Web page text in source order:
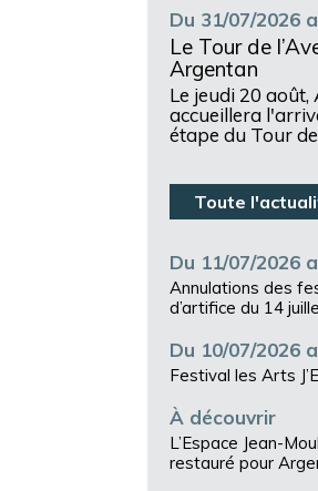
Du 31/07/2026
Le Tour de
Argentan
Le jeudi 20 août,
accueillera
étape du Tour
Toute
Du 11/07/2026
Annulations des
d’artifice du 14
Du 10/07/2026
Festival les Arts
À découvrir
L’Espace Jean-
restauré pour